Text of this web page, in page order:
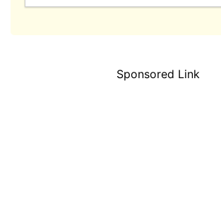
Sponsored Link